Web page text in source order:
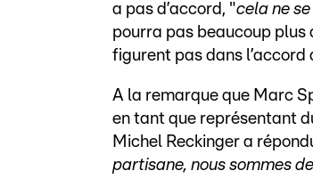
a pas d’accord, "cela ne
pourra pas beaucoup
figurent pas dans l’accord
A la remarque que Marc
en tant que représentant
Michel Reckinger a
partisane, nous sommes